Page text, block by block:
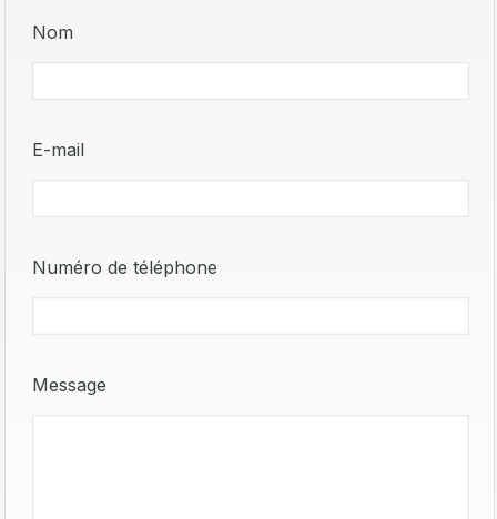
Nom
E-mail
Numéro de téléphone
Message